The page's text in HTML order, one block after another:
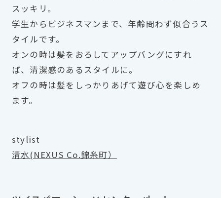
スッキリ。
学生からビジネスマンまで、年齢問わず似合うス
タイルです。
オンの時は髪をおろしてアップバングにすれ
ば、清潔感のあるスタイルに。
オフの時は髪をしっかりあげて遊び心を楽しめ
ます。
stylist
清水(NEXUS Co.錦糸町）